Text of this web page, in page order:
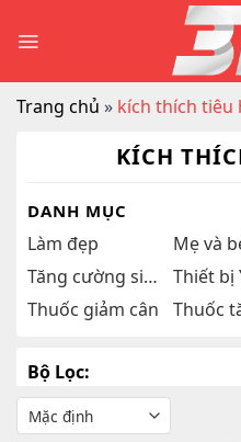
Trang chủ » kích thích tiêu
KÍCH
DANH MỤC
Làm đẹp Mẹ và
Tăng cường sinh lý
Thiết bị
Thuốc giảm cân
Thuốc
Bộ Lọc: